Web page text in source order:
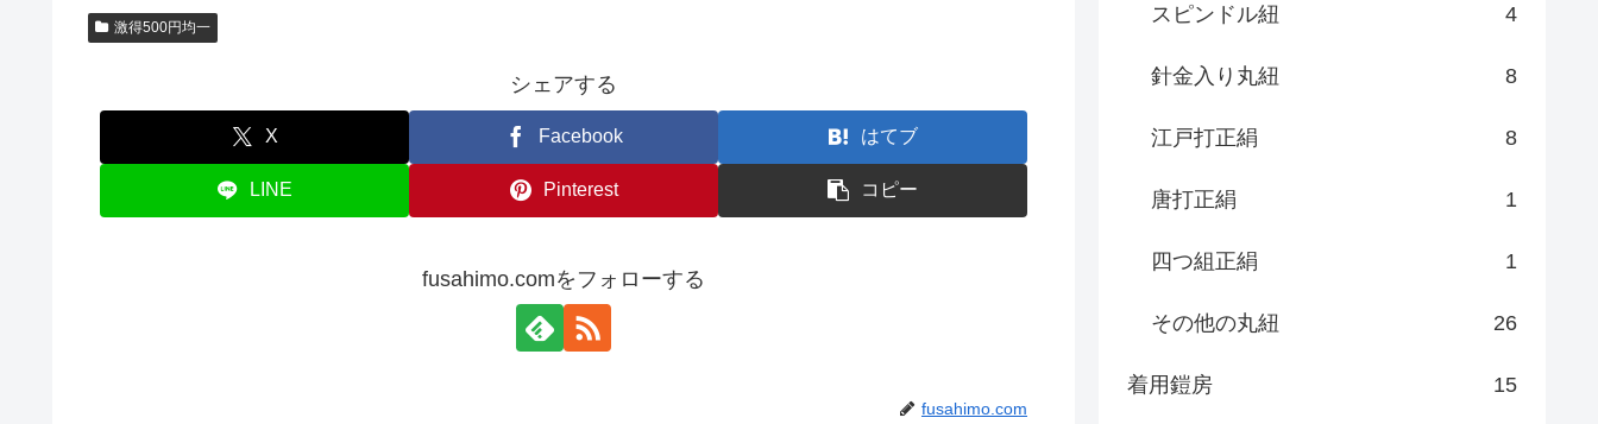
激得500円均一
シェアする
X Facebook はてブ
LINE Pinterest コピー
fusahimo.comをフォローする
fusahimo.com
スピンドル紐 4
針金入り丸紐 8
江戸打正絹 8
唐打正絹 1
四つ組正絹 1
その他の丸紐 26
着用鎧房 15